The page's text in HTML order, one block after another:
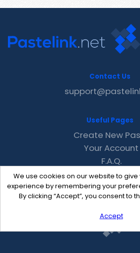
We use cookies on our website to
experience by remembering your
By clicking “Accept”, you consent to
Accept
Contact Us
Useful Pages
Create New
Your Account
F.A.Q.
Recent
Contact